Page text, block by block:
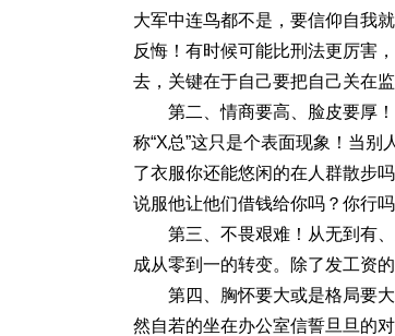
大军中连鸟都不是，要信仰自我
反悔！有时候可能比刑法更厉害
去，关键在于自己要把自己关在
第二、情商要高、脸皮要厚
称“X总”这只是个表面现象！当
了衣服你还能悠闲的在人群散步
说服他让他们借钱给你吗？你行吗
第三、不畏艰难！从无到有
成从零到一的转变。除了发工资
第四、胸怀要大或是格局要
然自若的坐在办公室信誓旦旦的